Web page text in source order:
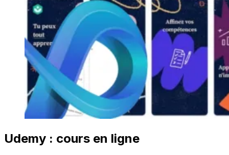
Udemy : cours en ligne